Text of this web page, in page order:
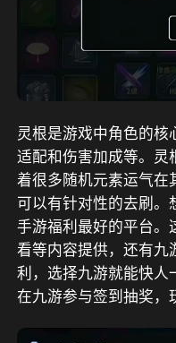
灵根是游戏中角色的核
适配和伤害加成等。灵
着很多随机元素运气在
可以有针对性的去刷。
手游福利最好的平台。
看等内容提供，还有九
利，选择九游就能快人
在九游参与签到抽奖，